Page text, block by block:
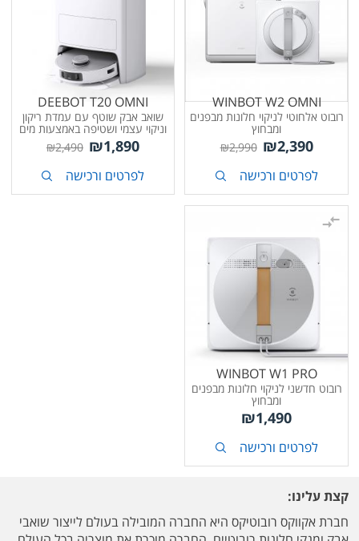
WINBOT W2 OMNI
רובוט אלחוטי לניקוי חלונות מבפנים
ומבחוץ
₪2,390
₪2,990
לפרטים ורכישה
DEEBOT T20 OMNI
שואב אבק שוטף עם עמדת ריקון
וניקוי עצמי ושטיפה באמצעות מים
חמים
₪1,890
₪2,490
לפרטים ורכישה
WINBOT W1 PRO
רובוט חדשני לניקוי חלונות מבפנים
ומבחוץ
₪1,490
לפרטים ורכישה
קצת עלינו:
חברת אקווקס רובוטיקס היא החברה המובילה בעולם לייצור שואבי